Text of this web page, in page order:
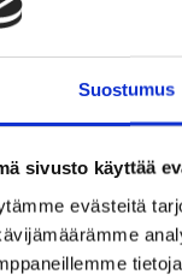
Suostumus
sivusto käyttää
evästeitä
liittyy 172-
kilpakorista
kanssa ovat
Jaakkola.